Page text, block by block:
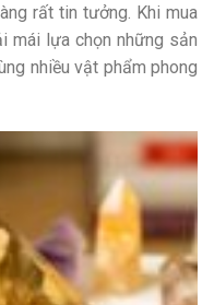
rất tin tưởng. Khi mua
mái lựa chọn những sản
nhiều vật phẩm phong